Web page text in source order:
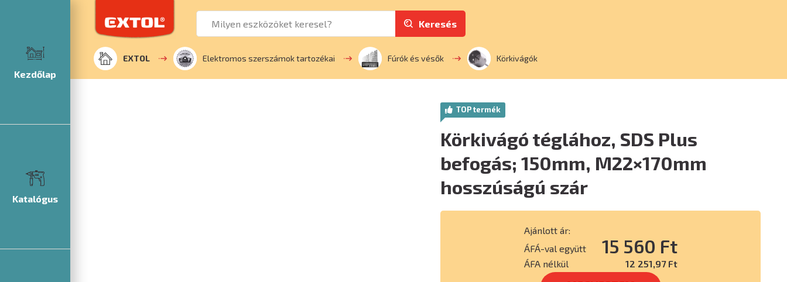
Kezdőlap
Katalógus
Keresés
EXTOL Elektromos szerszámok tartozékai Fúrók és vésők Körkivágók
TOP termék
Körkivágó téglához, SDS Plus
befogás; 150mm, M22×170mm
hosszúságú szár
Ajánlott ár:
ÁFÁ-val együtt
15 560 Ft
ÁFA nélkül 12 251,97 Ft